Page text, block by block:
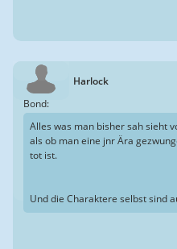
Harlock
Bond:
Alles was man bisher sah sieht
als ob man eine jnr Ära
tot ist.
Und die Charaktere selbst sind